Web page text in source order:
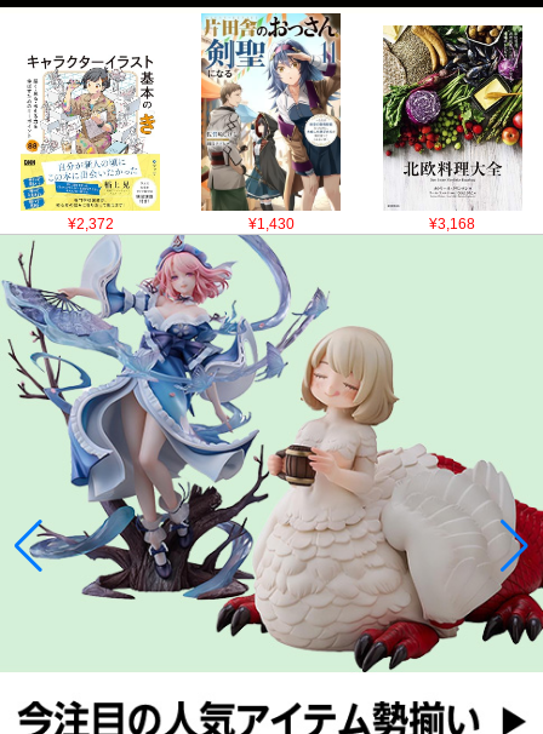
¥2,372 ¥1,430 ¥3,168